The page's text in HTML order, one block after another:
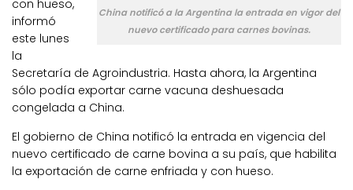
China notificó a la Argentina la entrada en vigor del
nuevo certificado para carnes bovinas.
con hueso,
informó
este lunes
la
Secretaría de Agroindustria. Hasta ahora, la Argentina
sólo podía exportar carne vacuna deshuesada
congelada a China.
El gobierno de China notificó la entrada en vigencia del
nuevo certificado de carne bovina a su país, que habilita
la exportación de carne enfriada y con hueso.